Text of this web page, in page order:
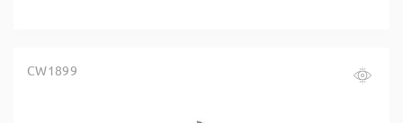
CW1899